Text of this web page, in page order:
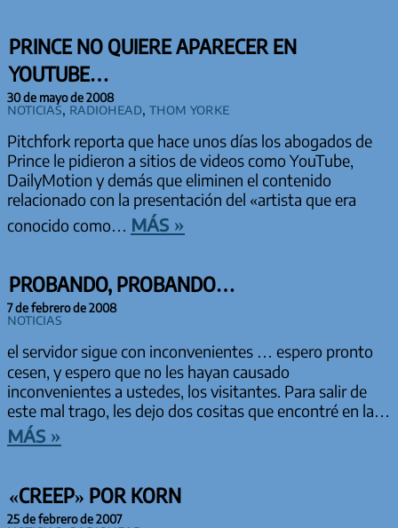
PRINCE NO QUIERE APARECER EN
YOUTUBE…
30 de mayo de 2008
Noticias, Radiohead, Thom Yorke
Pitchfork reporta que hace unos días los abogados de
Prince le pidieron a sitios de videos como YouTube,
DailyMotion y demás que eliminen el contenido
relacionado con la presentación del «artista que era
conocido como… más »
PROBANDO, PROBANDO…
7 de febrero de 2008
Noticias
el servidor sigue con inconvenientes … espero pronto
cesen, y espero que no les hayan causado
inconvenientes a ustedes, los visitantes. Para salir de
este mal trago, les dejo dos cositas que encontré en la…
más »
«CREEP» POR KORN
25 de febrero de 2007